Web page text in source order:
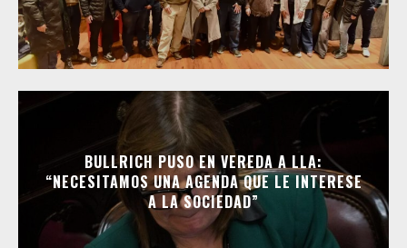
BULLRICH PUSO EN VEREDA A LLA:
“NECESITAMOS UNA AGENDA QUE LE INTERESE
A LA SOCIEDAD”